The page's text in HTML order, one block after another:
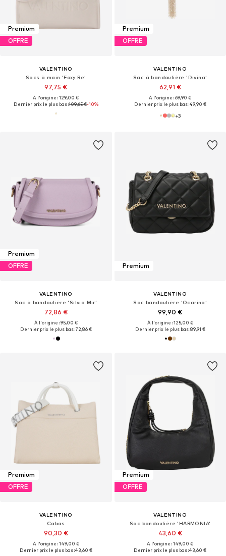
Premium
OFFRE
VALENTINO
Sacs à main 'Foxy Re'
97,75 €
À l'origine : 129,00 €
Dernier prix le plus bas :109,65 €-10%
Premium
OFFRE
VALENTINO
Sac à bandoulière 'Divina'
62,91 €
À l'origine : 69,90 €
Dernier prix le plus bas :49,90 €
+3
Premium
OFFRE
VALENTINO
Sac à bandoulière 'Silvia Mir'
72,86 €
À l'origine : 95,00 €
Dernier prix le plus bas :72,86 €
Premium
VALENTINO
Sac bandoulière 'Ocarina'
99,90 €
À l'origine : 125,00 €
Dernier prix le plus bas :89,91 €
Premium
OFFRE
VALENTINO
Cabas
90,30 €
À l'origine : 149,00 €
Dernier prix le plus bas :43,60 €
Premium
OFFRE
VALENTINO
Sac bandoulière 'HARMONIA'
43,60 €
À l'origine : 149,00 €
Dernier prix le plus bas :43,60 €